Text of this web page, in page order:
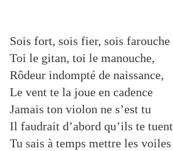
Sois fort, sois fier, sois farouche
Toi le gitan, toi le manouche,
Rôdeur indompté de naissance,
Le vent te la joue en cadence
Jamais ton violon ne s’est tu
Il faudrait d’abord qu’ils te tuent
Tu sais à temps mettre les voiles